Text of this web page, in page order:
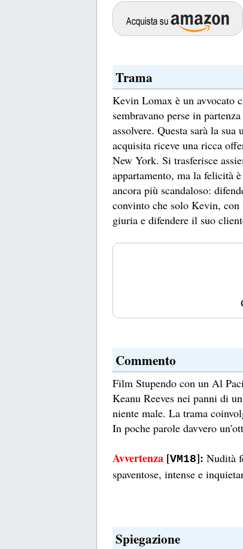
Trama
Kevin Lomax è un avvocato
sembravano perse in
assolvere. Questa sarà la
acquisita riceve una ricca
New York. Si trasferisce
appartamento, ma la felicità
ancora più scandaloso:
convinto che solo Kevin,
giuria e difendere il suo
Commento
Film Stupendo con un Al
Keanu Reeves nei panni di
niente male. La trama
In poche parole davvero
Avvertenza [VM18]: Nudità
spaventose, intense e
Spiegazione